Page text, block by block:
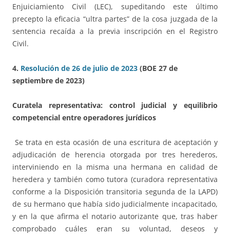
Enjuiciamiento Civil (LEC), supeditando este último
precepto la eficacia “ultra partes” de la cosa juzgada de la
sentencia recaída a la previa inscripción en el Registro
Civil.
4. Resolución de 26 de julio de 2023 (BOE 27 de
septiembre de 2023)
Curatela representativa: control judicial y equilibrio
competencial entre operadores jurídicos
Se trata en esta ocasión de una escritura de aceptación y
adjudicación de herencia otorgada por tres herederos,
interviniendo en la misma una hermana en calidad de
heredera y también como tutora (curadora representativa
conforme a la Disposición transitoria segunda de la LAPD)
de su hermano que había sido judicialmente incapacitado,
y en la que afirma el notario autorizante que, tras haber
comprobado cuáles eran su voluntad, deseos y